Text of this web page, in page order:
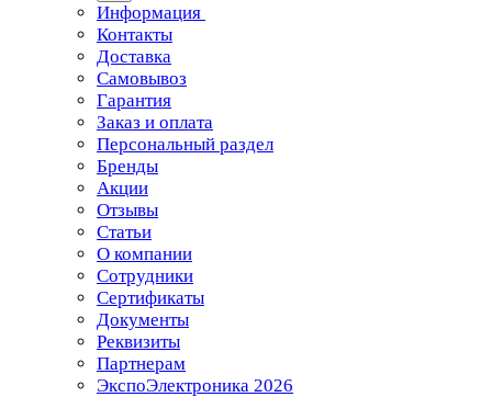
Информация
Контакты
Доставка
Самовывоз
Гарантия
Заказ и оплата
Персональный раздел
Бренды
Акции
Отзывы
Статьи
О компании
Сотрудники
Сертификаты
Документы
Реквизиты
Партнерам
ЭкспоЭлектроника 2026